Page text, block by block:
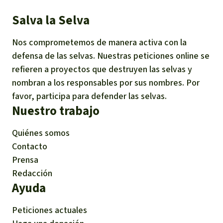
Minería
Agrotoxicos
Aceite de palma
Indonesia
Salva la Selva
Nos comprometemos de manera activa con la
defensa de las selvas. Nuestras peticiones online se
refieren a proyectos que destruyen las selvas y
nombran a los responsables por sus nombres. Por
favor, participa para defender las selvas.
Nuestro trabajo
Quiénes somos
Contacto
Prensa
Redacción
Ayuda
Peticiones actuales